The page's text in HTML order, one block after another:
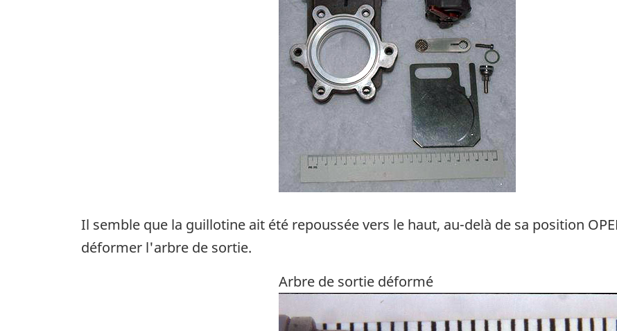
Il semble que la guillotine ait été repoussée vers le haut, au-delà de sa position
déformer l'arbre de sortie.
Arbre de sortie déformé